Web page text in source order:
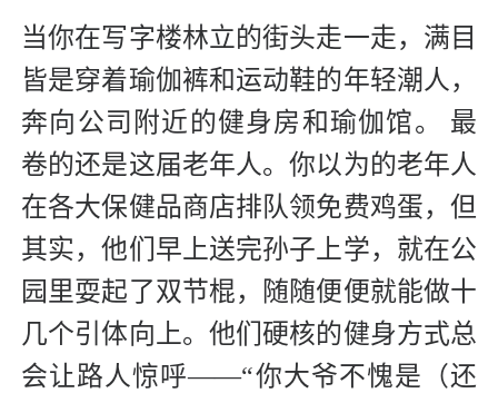
当你在写字楼林立的街头走一走，满目
皆是穿着瑜伽裤和运动鞋的年轻潮人，
奔向公司附近的健身房和瑜伽馆。 最
卷的还是这届老年人。你以为的老年人
在各大保健品商店排队领免费鸡蛋，但
其实，他们早上送完孙子上学，就在公
园里耍起了双节棍，随随便便就能做十
几个引体向上。他们硬核的健身方式总
会让路人惊呼——“你大爷不愧是（还